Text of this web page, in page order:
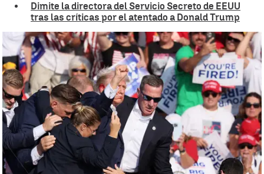
Dimite la directora del Servicio Secreto de EEUU
tras las críticas por el atentado a Donald Trump